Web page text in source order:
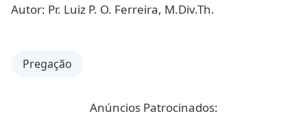
Autor: Pr. Luiz P. O. Ferreira, M.Div.Th.
Pregação
Anúncios Patrocinados: